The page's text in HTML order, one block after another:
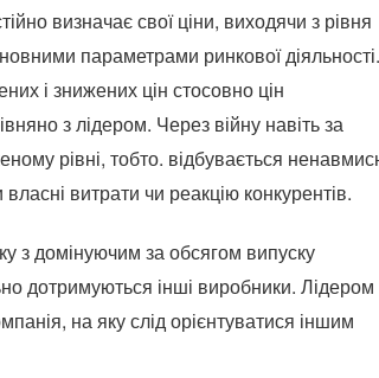
визначає свої ціни, виходячи з рівня
параметрами ринкової діяльності.
і знижених цін стосовно цін
з лідером. Через війну навіть за
рівні, тобто. відбувається
витрати чи реакцію конкурентів.
з домінуючим за обсягом випуску
дотримуються інші виробники. Лідером
на яку слід орієнтуватися іншим